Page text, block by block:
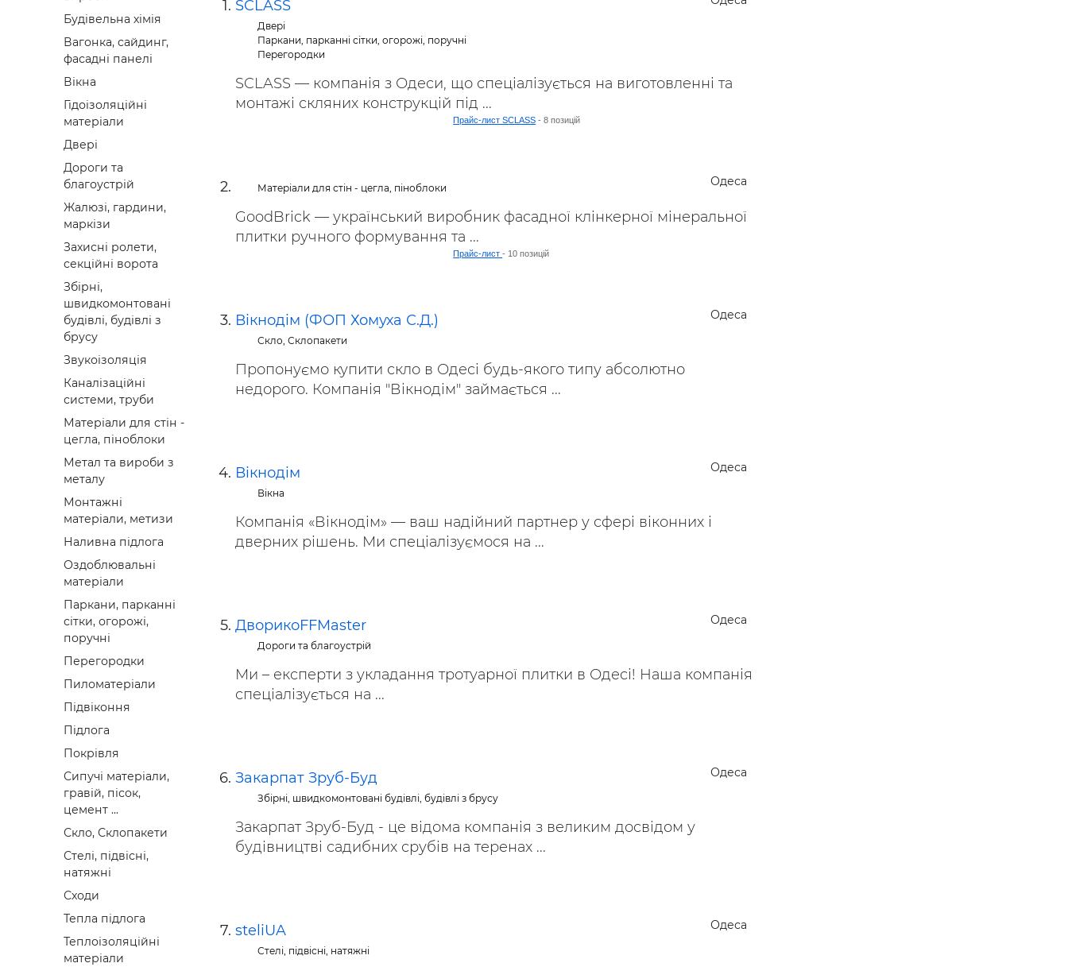
Будівельна хімія
Вагонка, сайдинг,
фасадні панелі
Вікна
Гідоізоляційні
матеріали
Двері
Дороги та
благоустрій
Жалюзі, гардини,
маркізи
Захисні ролети,
секційні ворота
Збірні,
швидкомонтовані
будівлі, будівлі з
брусу
Звукоізоляція
Каналізаційні
системи, труби
Матеріали для стін -
цегла, піноблоки
Метал та вироби з
металу
Монтажні
матеріали, метизи
Наливна підлога
Оздоблювальні
матеріали
Паркани, парканні
сітки, огорожі,
поручні
Перегородки
Пиломатеріали
Підвіконня
Підлога
Покрівля
Сипучі матеріали,
гравій, пісок,
цемент ...
Скло, Склопакети
Стелі, підвісні,
натяжні
Сходи
Тепла підлога
Теплоізоляційні
матеріали
SCLASS
Двері
Паркани, парканні сітки, огорожі, поручні
Перегородки
SCLASS — компанія з Одеси, що спеціалізується на виготовленні та
монтажі скляних конструкцій під ...
Прайс-лист SCLASS - 8 позицій
Одеса
Матеріали для стін - цегла, піноблоки
GoodBrick — український виробник фасадної клінкерної мінеральної
плитки ручного формування та ...
Прайс-лист- 10 позицій
Одеса
Вікнодім (ФОП Хомуха С.Д.)
Скло, Склопакети
Пропонуємо купити скло в Одесі будь-якого типу абсолютно
недорого. Компанія "Вікнодім" займається ...
Одеса
Вікнодім
Вікна
Компанія «Вікнодім» — ваш надійний партнер у сфері віконних і
дверних рішень. Ми спеціалізуємося на ...
Одеса
ДворикоFFMaster
Дороги та благоустрій
Ми – експерти з укладання тротуарної плитки в Одесі! Наша компанія
спеціалізується на ...
Одеса
Закарпат Зруб-Буд
Збірні, швидкомонтовані будівлі, будівлі з брусу
Закарпат Зруб-Буд - це відома компанія з великим досвідом у
будівництві садибних срубів на теренах ...
Одеса
steliUA
Стелі, підвісні, натяжні